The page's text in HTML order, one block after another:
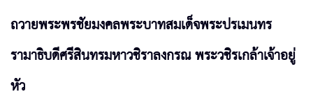
ถวายพระพรชัยมงคลพระบาทสมเด็จพระปรเมนทร
รามาธิบดีศรีสินทรมหาวชิราลงกรณ พระวชิรเกล้าเจ้าอยู่
หัว